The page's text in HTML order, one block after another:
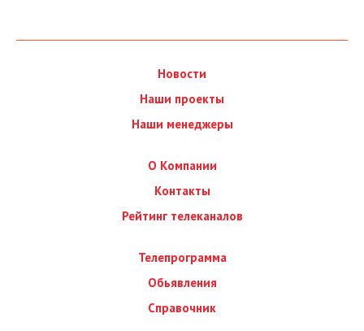
Новости
Наши проекты
Наши менеджеры
О Компании
Контакты
Рейтинг телеканалов
Телепрограмма
Обьявления
Справочник